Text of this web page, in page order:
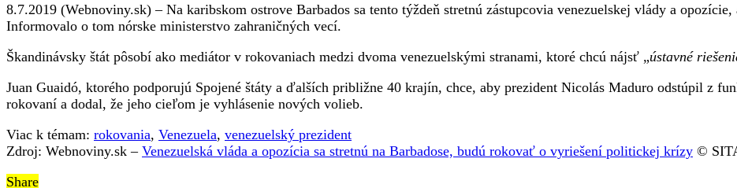
Barbadose,
budú
rokovať
o
vyriešení
politickej
8.7.2019 (Webnoviny.sk) – Na karibskom ostrove Barbados sa tento týždeň stretnú zástupcovia venezuelskej vlády a
Informovalo o tom nórske ministerstvo zahraničných vecí.
Škandinávsky štát pôsobí ako mediátor v rokovaniach medzi dvoma venezuelskými stranami, ktoré chcú nájsť „ústavné
Juan Guaidó, ktorého podporujú Spojené štáty a ďalších približne 40 krajín, chce, aby prezident Nicolás Maduro odstúpil z
rokovaní a dodal, že jeho cieľom je vyhlásenie nových volieb.
Viac k témam: rokovania, Venezuela, venezuelský prezident
Zdroj: Webnoviny.sk – Venezuelská vláda a opozícia sa stretnú na Barbadose, budú rokovať o vyriešení politickej krízy ©
Share